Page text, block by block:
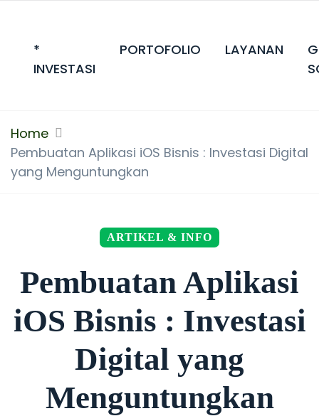
*
INVESTASI
PORTOFOLIO LAYANAN
Home
Pembuatan Aplikasi iOS Bisnis : Investasi Digital
yang Menguntungkan
ARTIKEL & INFO
Pembuatan Aplikasi
iOS Bisnis : Investasi
Digital yang
Menguntungkan